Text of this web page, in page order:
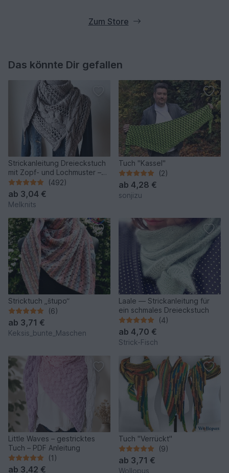
Zum Store
Das könnte Dir gefallen
Strickanleitung Dreieckstuch
mit Zopf- und Lochmuster –
Cozy Winter(492)
ab 3,04 €
Melknits
Tuch "Kassel"
(2)
ab 4,28 €
sonjizu
Stricktuch „ŝtupo“
(6)
ab 3,71 €
Keksis_bunte_Maschen
Laale — Strickanleitung für
ein schmales Dreieckstuch
(4)
ab 4,70 €
Strick-Fisch
Little Waves – gestricktes
Tuch – PDF Anleitung
(1)
ab 3,42 €
Tuch "Verrückt"
(9)
ab 3,71 €
Wollopus